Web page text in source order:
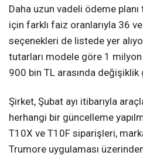
Daha uzun vadeli ödeme
için farklı faiz oranlarıyla 36
seçenekleri de listede yer
tutarları modele göre 1
900 bin TL arasında değişiklik
Şirket, Şubat ayı itibarıyla
herhangi bir güncelleme
T10X ve T10F siparişleri,
Trumore uygulaması